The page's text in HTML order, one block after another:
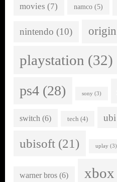
movies (7) namco(5)
nintendo (10) origin
playstation (32)
ps4 (28) sony (3)
switch (6) tech (4) ubi
ubisoft (21) uplay (3)
warner bros (6) xbox